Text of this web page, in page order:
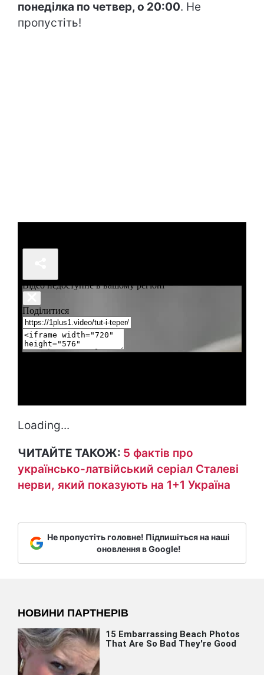
понеділка по четвер, о 20:00. Не
пропустіть!
Loading...
ЧИТАЙТЕ ТАКОЖ: 5 фактів про
українсько-латвійський серіал Сталеві
нерви, який показують на 1+1 Україна
Не пропустіть головне! Підпишіться на наші
оновлення в Google!